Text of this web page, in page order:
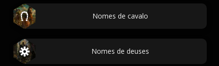
Nomes de cavalo
Nomes de deuses